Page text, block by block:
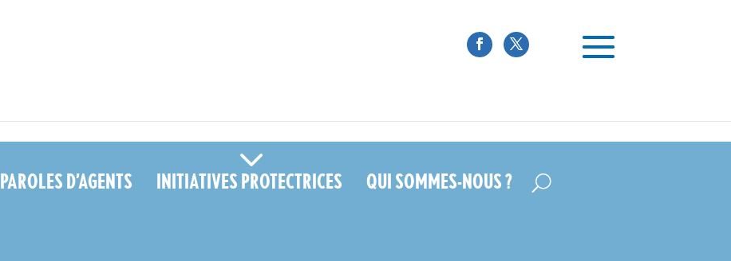
PAROLES D’AGENTS INITIATIVES PROTECTRICES QUI SOMMES-NOUS ?